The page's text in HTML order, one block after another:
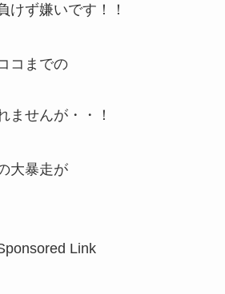
けず嫌いです！！
コまでの
ませんが・・！
大暴走が
Link